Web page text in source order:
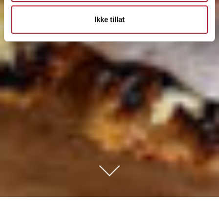
Ikke tillat